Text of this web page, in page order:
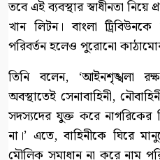
তবে এই ব্যবস্থার স্বাধীনতা নিয়ে
খান লিটন। বাংলা
পরিবর্তন হলেও পুরোনো
তিনি বলেন, ‘আইনশৃঙ্খলা
অবস্থাতেই সেনাবাহিনী,
সদস্যদের যুক্ত করে নাগরিকের
না।’ এতে, বাহিনীকে ঘিরে
মৌলিক সমাধান না করে নাম